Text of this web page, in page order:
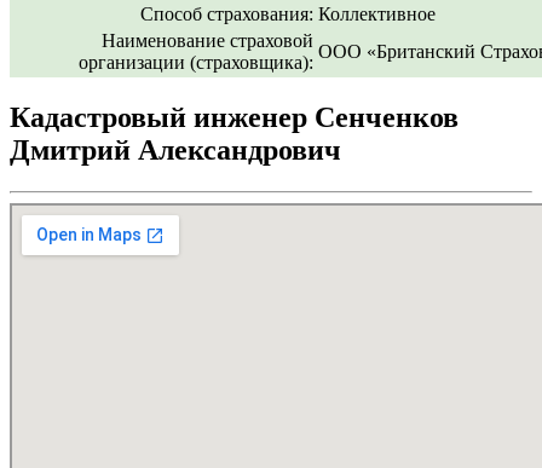
Способ страхования: Коллективное
Наименование страховой
организации (страховщика):
ООО «Британский
Кадастровый инженер Сенченков
Дмитрий Александрович